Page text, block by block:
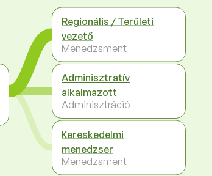
Regionális / Területi
vezető
Menedzsment
Adminisztratív
alkalmazott
Adminisztráció
Kereskedelmi
menedzser
Menedzsment